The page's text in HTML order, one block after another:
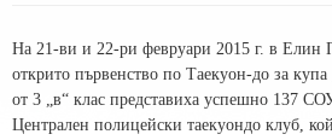
На 21-ви и 22-ри февруари 2015 г. в Елин
открито първенство по Таекуон-до за купа
от 3 „в“ клас представиха успешно 137
Централен полицейски таекуондо клуб,